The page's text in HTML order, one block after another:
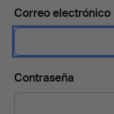
Correo electrónico
Contraseña